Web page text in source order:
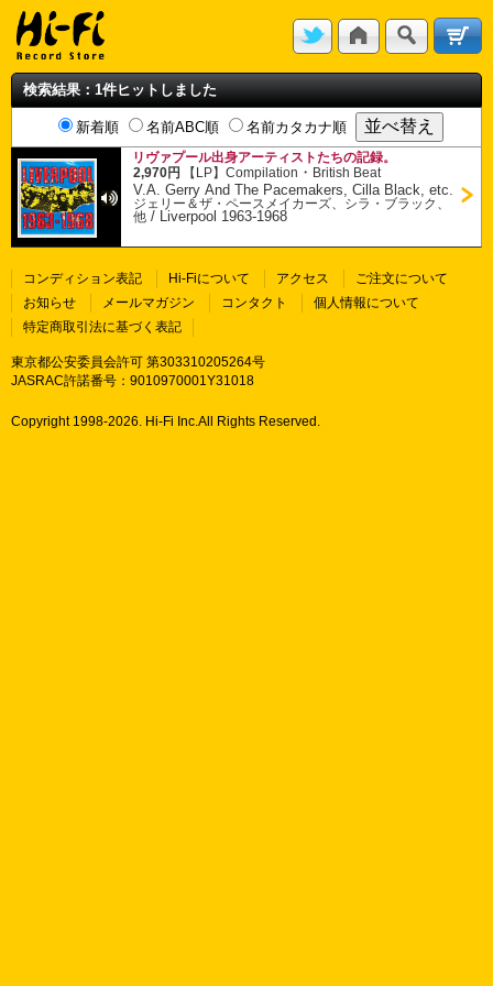
検索結果：1件ヒットしました
新着順 名前ABC順 名前カタカナ順
リヴァプール出身アーティストたちの記録。
2,970円
【LP】Compilation ・ British Beat
V.A. Gerry And The Pacemakers, Cilla Black, etc.
ジェリー＆ザ・ペースメイカーズ、シラ・ブラック、
他 / Liverpool 1963-1968
コンディション表記 Hi-Fiについて アクセス
ご注文について
お知らせ
メールマガジン コンタクト
個人情報について
特定商取引法に基づく表記
東京都公安委員会許可 第303310205264号
JASRAC許諾番号：9010970001Y31018
Copyright 1998-2026. Hi-Fi Inc.All Rights Reserved.